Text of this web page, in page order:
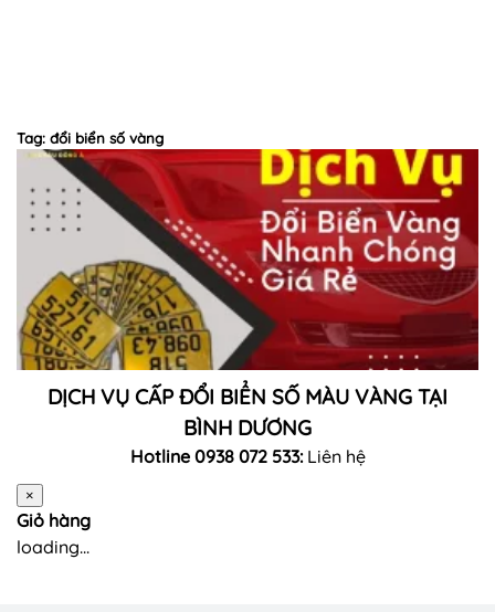
Tag: đổi biển số vàng
DỊCH VỤ CẤP ĐỔI BIỂN SỐ MÀU VÀNG TẠI
BÌNH DƯƠNG
Hotline 0938 072 533: Liên hệ
×
Giỏ hàng
loading...